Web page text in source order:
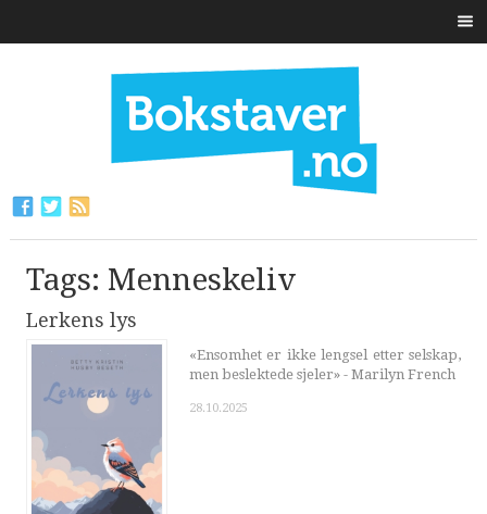
Tags: Menneskeliv
Lerkens lys
«Ensomhet er ikke lengsel etter selskap,
men beslektede sjeler» - Marilyn French
28.10.2025